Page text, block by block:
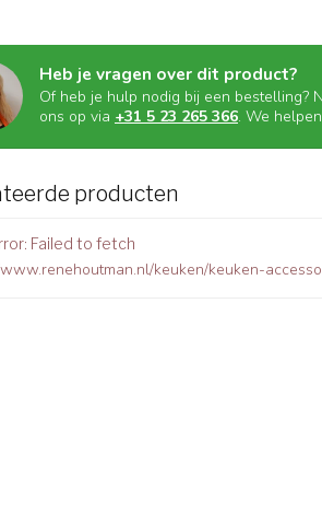
Heb je vragen over dit product?
Of heb je hulp nodig bij een bestelling?
ons op via +31 5 23 265 366. We
producten
Failed to fetch
keuken/keuken-